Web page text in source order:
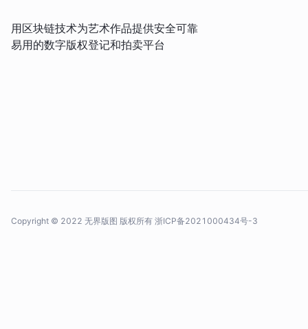
用区块链技术为艺术作品提供安全可靠
易用的数字版权登记和拍卖平台
Copyright © 2022 无界版图 版权所有 浙ICP备2021000434号-3